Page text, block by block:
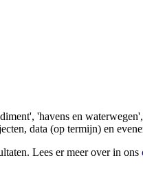
'havens en
data (op termijn) en
Lees er meer over in ons